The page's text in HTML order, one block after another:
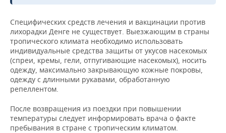
ВОДНЫЕ ВИДЫ СПОРТА
ХОККЕЙ С МЯЧОМ
ОБРАЗОВАНИЕ
ПРОИСШЕСТВИЯ
Специфических средств лечения и вакцинации против
лихорадки Денге не существует. Выезжающим в страны
тропического климата необходимо использовать
индивидуальные средства защиты от укусов насекомых
(спреи, кремы, гели, отпугивающие насекомых), носить
одежду, максимально закрывающую кожные покровы,
одежду с длинными рукавами, обработанную
репеллентом.
После возвращения из поездки при повышении
температуры следует информировать врача о факте
пребывания в стране с тропическим климатом.